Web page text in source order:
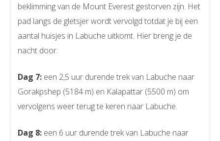
beklimming van de Mount Everest gestorven zijn. Het
pad langs de gletsjer wordt vervolgd totdat je bij een
aantal huisjes in Labuche uitkomt. Hier breng je de
nacht door.
Dag 7: een 2,5 uur durende trek van Labuche naar
Gorakpshep (5184 m) en Kalapattar (5500 m) om
vervolgens weer terug te keren naar Labuche.
Dag 8: een 6 uur durende trek van Labuche naar